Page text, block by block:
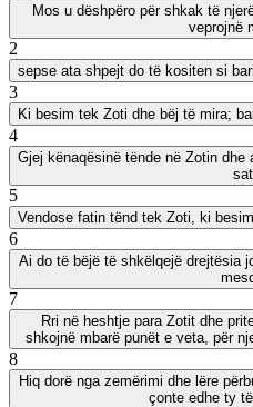
Mos u dëshpëro për shkak të
veprojnë
2
sepse ata shpejt do të kositen si
3
Ki besim tek Zoti dhe bëj të mira;
4
Gjej kënaqësinë tënde në Zotin
5
Vendose fatin tënd tek Zoti, ki
6
Ai do të bëjë të shkëlqejë drejtësia
7
Rri në heshtje para Zotit dhe
shkojnë mbarë punët e veta, për
8
Hiq dorë nga zemërimi dhe lëre
çonte edhe ty